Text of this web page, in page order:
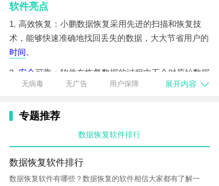
软件亮点
1. 高效恢复：小鹏数据恢复采用先进的扫描和恢复技
术，能够快速准确地找回丢失的数据，大大节省用户的
时间。
2. 安全可靠：软件在恢复数据的过程中不会对原始数据
进行任何修改或损坏，确保数据的安全性和完整性。
频、音频、文档等，满足不同用户的需求。
1. 深度扫描：软件能够深度扫描设备存储空间，找到已
删除但仍可恢复的文件，确保数据的完整性。
无病毒 无广告 用户保障 展开内容
专题推荐
数据恢复软件排行
数据恢复软件排行
数据恢复软件有哪些？数据恢复的软件相信大家都有了解一